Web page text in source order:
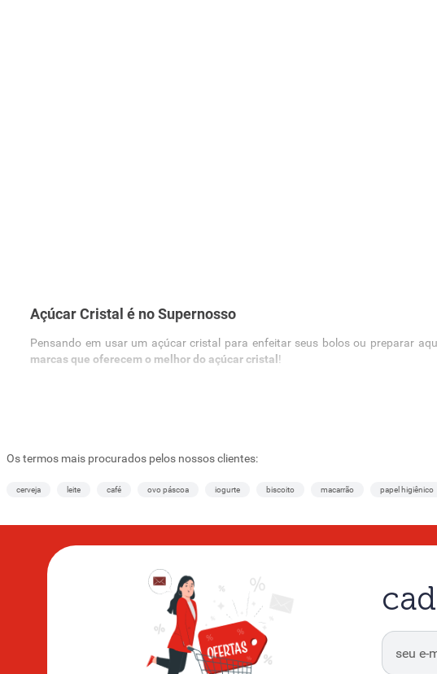
Açúcar Cristal é no Supernosso
Pensando em usar um açúcar cristal para enfeitar seus bolos ou preparar
marcas que oferecem o melhor do açúcar cristal !
Native;
Procurando outros tipos de açúcar para fazer suas receitas? Que tal conferir a
Existe diferença entre açúcar refinado e açúcar cristal?
Os termos mais procurados pelos nossos clientes:
cerveja leite café ovo páscoa iogurte biscoito macarrão papel higiênico